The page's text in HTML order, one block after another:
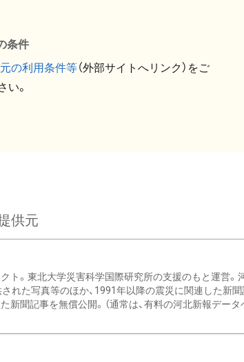
条件
の利用条件等（外部サイトへリンク）をご
い。
供元
ト。東北大学災害科学国際研究所の支援のもと運営。
れた写真等のほか、1991年以降の震災に関連した新
新聞記事を無償公開。（通常は、有料の河北新報データ